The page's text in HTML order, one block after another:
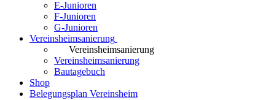
E-Junioren
F-Junioren
G-Junioren
Vereinsheimsanierung
Vereinsheimsanierung
Vereinsheimsanierung
Bautagebuch
Shop
Belegungsplan Vereinsheim